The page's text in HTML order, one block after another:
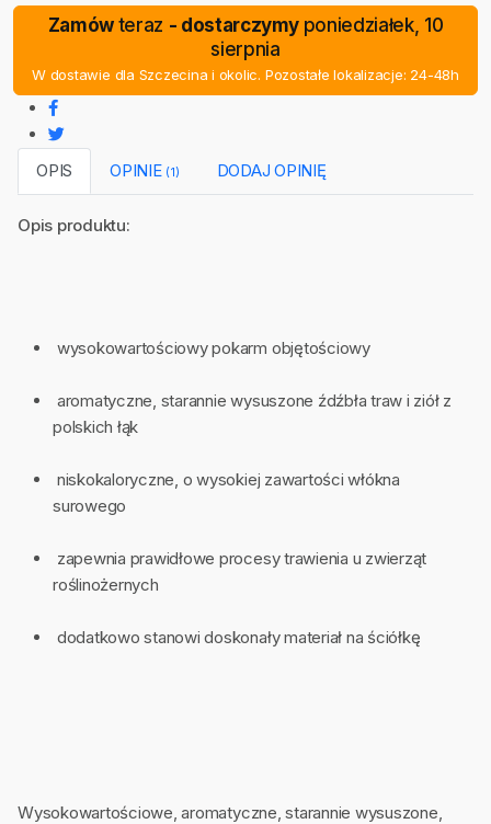
Zamów teraz - dostarczymy poniedziałek, 10
sierpnia
W dostawie dla Szczecina i okolic. Pozostałe lokalizacje: 24-48h
OPIS OPINIE (1) DODAJ OPINIĘ
Opis produktu:
wysokowartościowy pokarm objętościowy
aromatyczne, starannie wysuszone źdźbła traw i ziół z
polskich łąk
niskokaloryczne, o wysokiej zawartości włókna
surowego
zapewnia prawidłowe procesy trawienia u zwierząt
roślinożernych
dodatkowo stanowi doskonały materiał na ściółkę
Wysokowartościowe, aromatyczne, starannie wysuszone,